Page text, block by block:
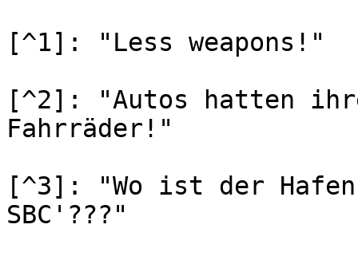
[^1]: "Less weapons!"
[^2]: "Autos hatten
Fahrräder!"
[^3]: "Wo ist der